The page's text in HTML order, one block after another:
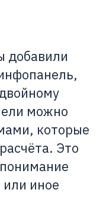
добавили
можно
которые
Это
или иное